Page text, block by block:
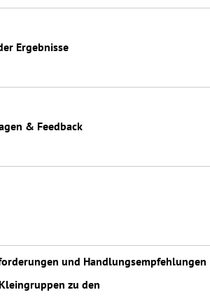
Ergebnisse
& Feedback
und Handlungsempfehlungen
zu den